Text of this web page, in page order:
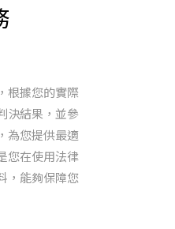
根據您的實際
決結果，並參
為您提供最適
您在使用法律
，能夠保障您